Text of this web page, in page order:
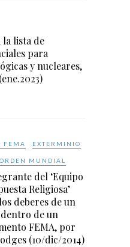
la lista de
para
y nucleares,
FEMA EXTERMINIO
MUNDIAL
del ‘Equipo
Religiosa’
deberes de un
de un
FEMA, por
(10/dic/2014)